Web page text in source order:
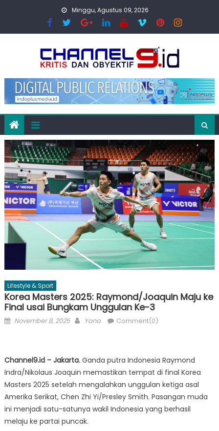
Minggu, Agustus 09, 2026
Lifestyle & Sport
Korea Masters 2025: Raymond/Joaquin Maju ke
Final usai Bungkam Unggulan Ke-3
Posted
November 8, 2025 Author
Yana Comment(0)
Channel9.id – Jakarta. Ganda putra Indonesia Raymond
Indra/Nikolaus Joaquin memastikan tempat di final Korea
Masters 2025 setelah mengalahkan unggulan ketiga asal
Amerika Serikat, Chen Zhi Yi/Presley Smith. Pasangan muda
ini menjadi satu-satunya wakil Indonesia yang berhasil
melaju ke partai puncak.